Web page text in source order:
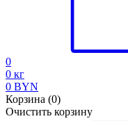
0
0 кг
0 BYN
Корзина (0)
Очистить корзину